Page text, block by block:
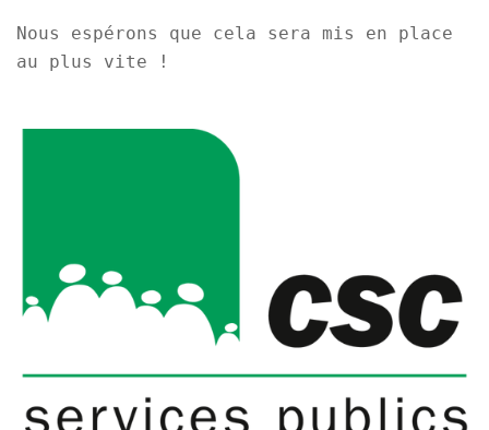
Nous espérons que cela sera mis en place
au plus vite !